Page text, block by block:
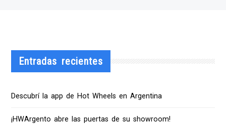
Entradas recientes
Descubrí la app de Hot Wheels en Argentina
¡HWArgento abre las puertas de su showroom!